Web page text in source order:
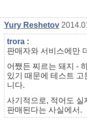
Yury Reshetov
trora :
판매자와 서비스에만
어쨌든 찌르는 돼지 -
있기 때문에 테스트
니다.
사기적으로, 적어도 실
판매된다는 사실에서.